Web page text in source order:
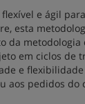
flexível e ágil
esta
da
em ciclos de
e
aos pedidos do